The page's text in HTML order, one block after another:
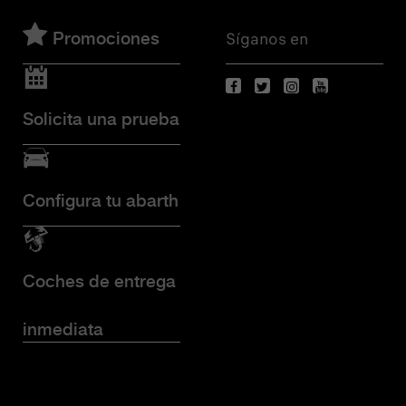
Promociones
Solicita una prueba
Configura tu abarth
Coches de entrega
inmediata
Síganos en